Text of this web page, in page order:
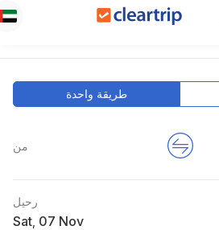
طريقة واحدة
من
رحيل
Sat,